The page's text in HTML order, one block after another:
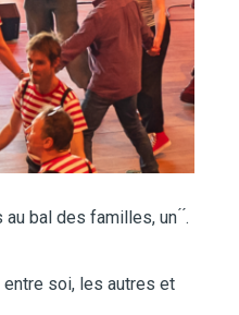
bal des familles, un ́ ́.
entre soi, les autres et